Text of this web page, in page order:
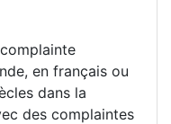
en français ou
dans la
des complaintes